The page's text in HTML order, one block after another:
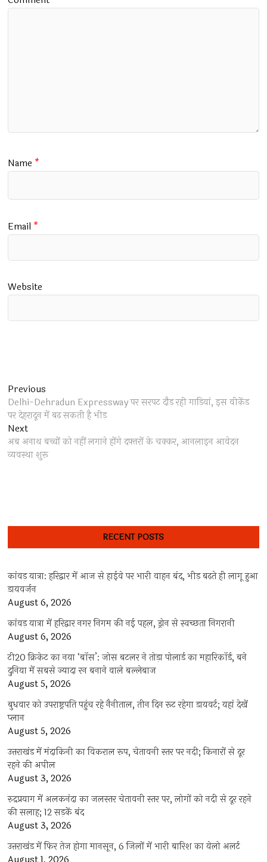
Name *
Email *
Website
Post
navigation
Previous
post:
Delhi-Dehradun Expressway पर सरपट दौड़ रही गाड़ियां, इस वीकेंड
पर देहरादून में बढ़ सकती है भीड़
NextNext
post:
अब अनाथ बच्चों को नहीं लगाने होंगे दफ्तरों के चक्कर, आनलाइन आवेदन
व्यवस्था शुरू
RECENT POSTS
कांवड़ यात्रा: हरिद्वार में आज से हाईवे पर भारी वाहन बंद, भीड़ बढ़ते ही लागू हुआ
डायवर्जन
August 6, 2026
कांवड़ यात्रा में हरिद्वार नगर निगम की नई पहल, ड्रोन से स्वच्छता निगरानी
August 6, 2026
टी20 क्रिकेट का नया ‘बॉस’: जोस बटलर ने तोड़ा पोलार्ड का महारिकॉर्ड, बने
दुनिया में सबसे ज्यादा रन बनाने वाले बल्लेबाज
August 5, 2026
बुधवार को उपराष्ट्रपति पहुंच रहे नैनीताल, तीन दिन रूट रहेगा डायवर्ट; यहां देखें
प्‍लान
August 5, 2026
उत्तराखंड में मंदाकिनी का विकराल रूप, चेतावनी स्तर पर नदी; किनारों से दूर
रहने की अपील
August 3, 2026
रुद्रप्रयाग में अलकनंदा का जलस्तर चेतावनी स्तर पर, लोगों को नदी से दूर रहने
की सलाह; 12 सड़कें बंद
August 3, 2026
उत्तराखंड में फिर तेज होगा मानसून, 6 जिलों में भारी बारिश का येलो अलर्ट